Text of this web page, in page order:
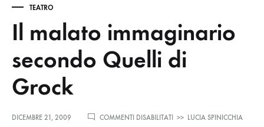
TEATRO
Il malato immaginario
secondo Quelli di
Grock
DICEMBRE 21, 2009 COMMENTI DISABILITATI
SU
>> LUCIA SPINICCHIA